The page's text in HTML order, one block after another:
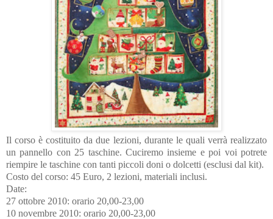
Il corso è costituito da due lezioni, durante le quali verrà realizzato
un pannello con 25 taschine. Cuciremo insieme e poi voi potrete
riempire le taschine con tanti piccoli doni o dolcetti (esclusi dal kit).
Costo del corso: 45 Euro, 2 lezioni, materiali inclusi.
Date:
27 ottobre 2010: orario 20,00-23,00
10 novembre 2010: orario 20,00-23,00